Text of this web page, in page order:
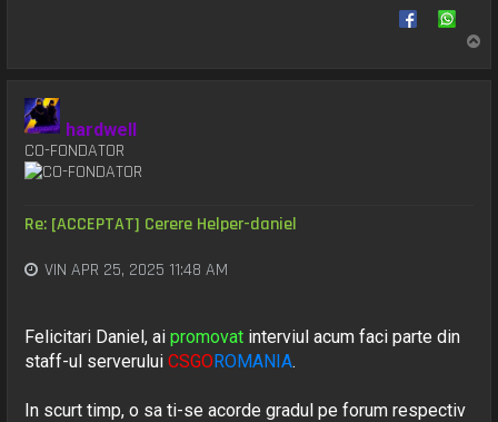
hardwell
CO-FONDATOR
Re: [ACCEPTAT] Cerere Helper-daniel
VIN APR 25, 2025 11:48 AM
Felicitari Daniel, aipromovat interviul acum faci parte din
staff-ul serveruluiCSGOROMANIA.
In scurt timp, o sa ti-se acorde gradul pe forum respectiv